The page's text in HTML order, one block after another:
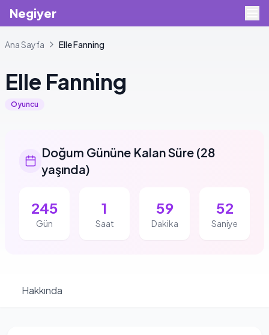
Negiyer
Ana Sayfa ElleFanning
Elle Fanning
Oyuncu
Doğum Gününe Kalan Süre (28
yaşında)
245
Gün
1
Saat
59
Dakika
52
Saniye
Hakkında